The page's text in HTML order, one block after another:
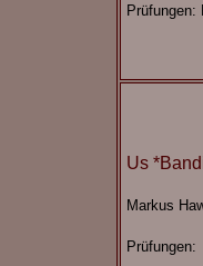
Prüfungen:
Us
Markus
Prüfungen: